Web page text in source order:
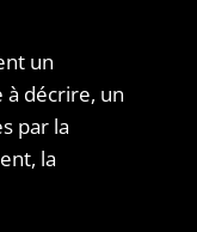
un
décrire, un
par la
la